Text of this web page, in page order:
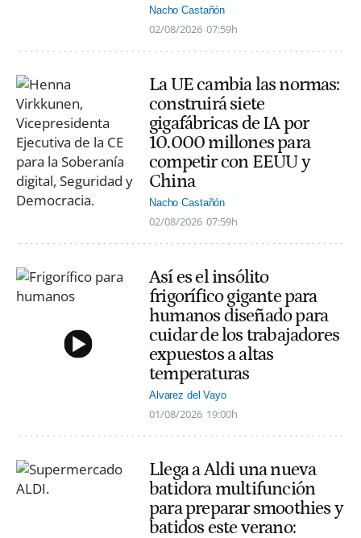
Nacho Castañón
02/08/2026 07:59h
La UE cambia las normas:
construirá siete
gigafábricas de IA por
10.000 millones para
competir con EEUU y
China
Nacho Castañón
02/08/2026 07:59h
Así es el insólito
frigorífico gigante para
humanos diseñado para
cuidar de los trabajadores
expuestos a altas
temperaturas
Alvarez del Vayo
01/08/2026 19:00h
Llega a Aldi una nueva
batidora multifunción
para preparar smoothies y
batidos este verano: